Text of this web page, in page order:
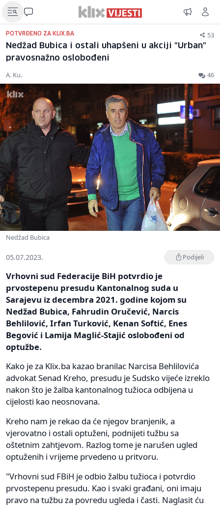
POTVRĐENO ZA KLIX.BA 53
Nedžad Bubica i ostali uhapšeni u akciji "Urban"
pravosnažno oslobođeni
A. Ku. 46
Nedžad Bubica
05.07.2023. Podijeli
Vrhovni sud Federacije BiH potvrdio je
prvostepenu presudu Kantonalnog suda u
Sarajevu iz decembra 2021. godine kojom su
Nedžad Bubica, Fahrudin Oručević, Narcis
Behlilović, Irfan Turković, Kenan Softić, Enes
Begović i Lamija Maglić-Stajić oslobođeni od
optužbe.
Kako je za Klix.ba kazao branilac Narcisa Behlilovića
advokat Senad Kreho, presudu je Sudsko vijeće izreklo
nakon što je žalba kantonalnog tužioca odbijena u
cijelosti kao neosnovana.
Kreho nam je rekao da će njegov branjenik, a
vjerovatno i ostali optuženi, podnijeti tužbu sa
oštetnim zahtjevom. Razlog tome je narušen ugled
optuženih i vrijeme prvedeno u pritvoru.
"Vrhovni sud FBiH je odbio žalbu tužioca i potvrdio
prvostepenu presudu. Kao i svaki građani, oni imaju
pravo na tužbu za povredu ugleda i časti. Naglasit ću